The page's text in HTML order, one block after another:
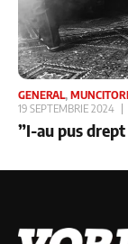
GENERAL,
19 SEPTEMBRIE 2024
”I-au pus